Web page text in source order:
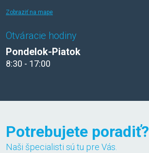
Zobraziť na mape
Otváracie hodiny
Pondelok-Piatok
8:30 - 17:00
Potrebujete poradiť?
Naši špecialisti sú tu pre Vás.